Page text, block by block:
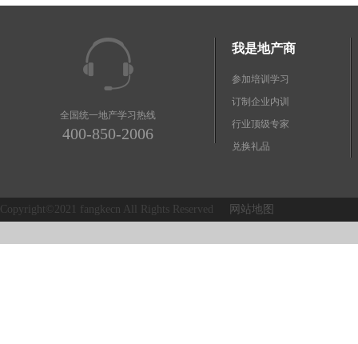
全国统一地产学习热线
400-850-2006
我是地产商
参加培训学习
订制企业内训
行业顶级专家
兑换礼品
Copyright©2021 fangkecn All Rights Reserved 网站地图